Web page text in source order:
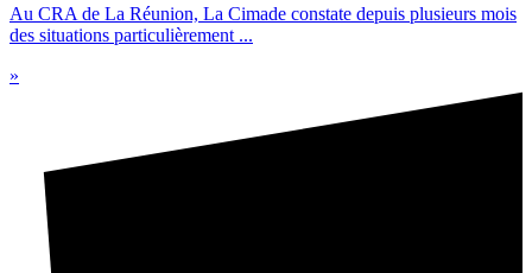
Au CRA de La Réunion, La Cimade constate depuis plusieurs mois
des situations particulièrement ...
»